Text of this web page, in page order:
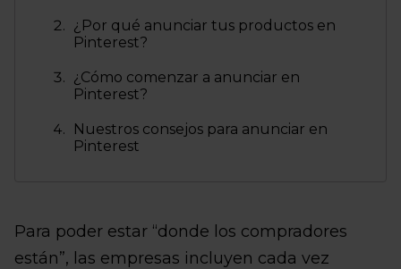
¿Por qué anunciar tus productos en
Pinterest?
¿Cómo comenzar a anunciar en
Pinterest?
Nuestros consejos para anunciar en
Pinterest
Para poder estar “donde los compradores
están”, las empresas incluyen cada vez